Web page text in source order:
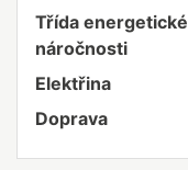
Třída energetické
náročnosti
Elektřina
Doprava